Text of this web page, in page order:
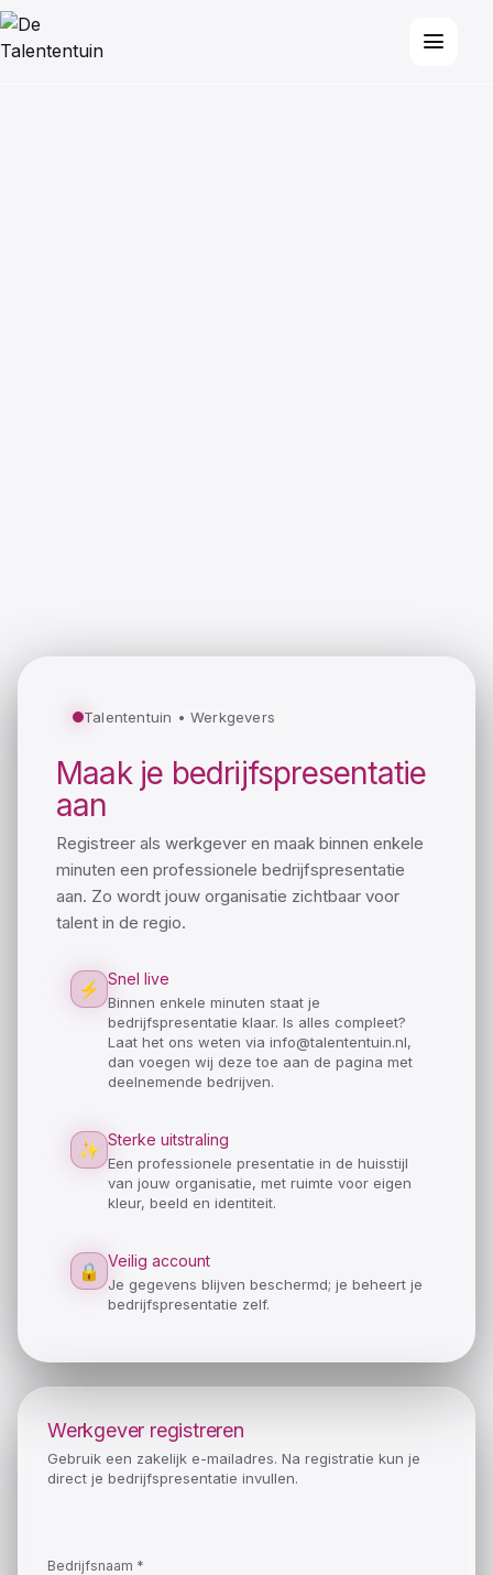
Talententuin • Werkgevers
Maak je bedrijfspresentatie
aan
Registreer als werkgever en maak binnen enkele
minuten een professionele bedrijfspresentatie
aan. Zo wordt jouw organisatie zichtbaar voor
talent in de regio.
⚡ Snel live
Binnen enkele minuten staat je
bedrijfspresentatie klaar. Is alles compleet?
Laat het ons weten via info@talententuin.nl,
dan voegen wij deze toe aan de pagina met
deelnemende bedrijven.
✨ Sterke uitstraling
Een professionele presentatie in de huisstijl
van jouw organisatie, met ruimte voor eigen
kleur, beeld en identiteit.
🔒 Veilig account
Je gegevens blijven beschermd; je beheert je
bedrijfspresentatie zelf.
Werkgever registreren
Gebruik een zakelijk e-mailadres. Na registratie kun je
direct je bedrijfspresentatie invullen.
Bedrijfsnaam *